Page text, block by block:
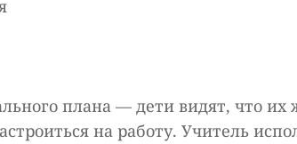
плана — дети видят, что их
на работу. Учитель